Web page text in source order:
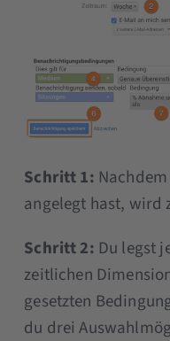
Schritt 1:
angelegt hast, wird
Schritt 2: Du legst
zeitlichen
gesetzten
du drei